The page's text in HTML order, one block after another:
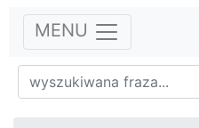
MENU